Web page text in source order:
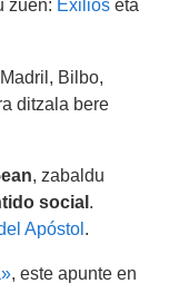
zuen: Exilios eta
Bilbo,
ditzala bere
, zabaldu
social.
Apóstol.
, este apunte en